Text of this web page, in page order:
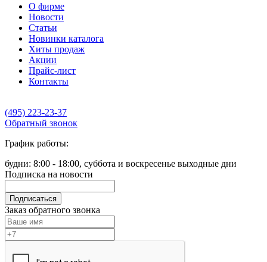
О фирме
Новости
Статьи
Новинки каталога
Хиты продаж
Акции
Прайс-лист
Контакты
(495) 223-23-37
Обратный звонок
График работы:
будни: 8:00 - 18:00, суббота и воскресенье выходные дни
Подписка на новости
Подписаться
Заказ обратного звонка